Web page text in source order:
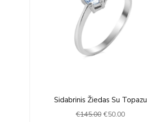
Sidabrinis Žiedas Su Topazu
€145.00
price
was:
€50.00
price
is: